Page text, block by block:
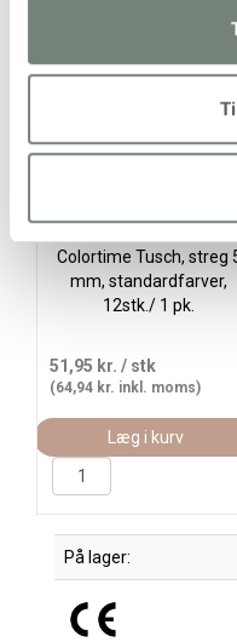
Køb mere og spar
Colortime Tusch, streg
mm, standardfarver,
12stk./ 1 pk.
51,95 kr. / stk
(64,94 kr. inkl. moms)
Læg i kurv
På lager: